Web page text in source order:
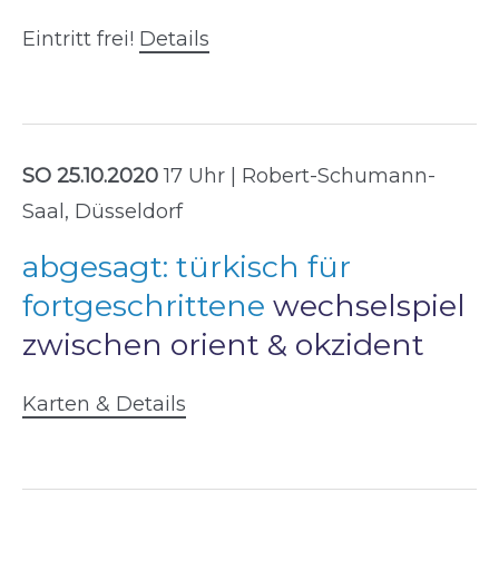
Eintritt frei! Details
SO 25.10.202017 Uhr | Robert-Schumann-
Saal, Düsseldorf
abgesagt: türkisch für
fortgeschrittene wechselspiel
zwischen orient & okzident
Karten & Details